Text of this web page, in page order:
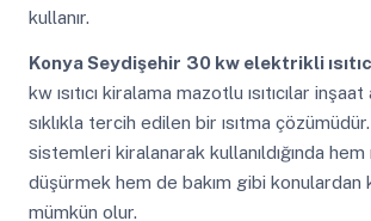
kullanır.
Konya Seydişehir 30 kw elektrikli
kw ısıtıcı kiralama mazotlu ısıtıcılar
sıklıkla tercih edilen bir ısıtma
sistemleri kiralanarak kullanıldığında
düşürmek hem de bakım gibi konulardan
mümkün olur.